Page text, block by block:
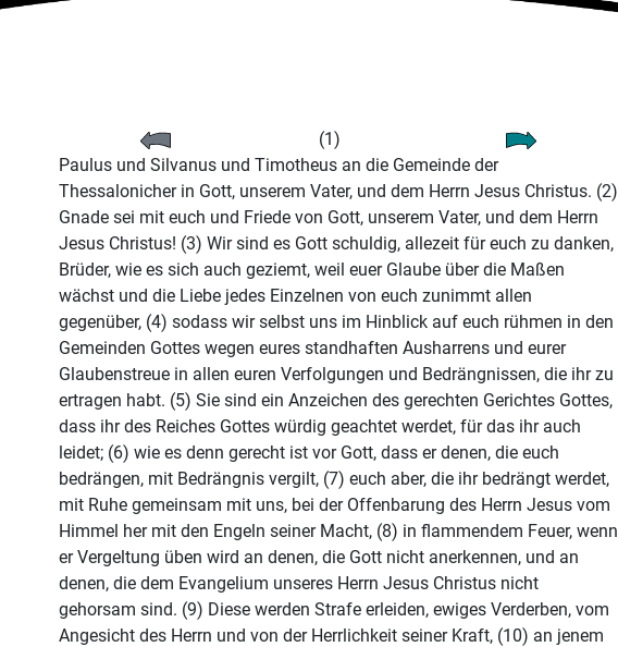
(1)
Paulus und Silvanus und Timotheus an die Gemeinde der
Thessalonicher in Gott, unserem Vater, und dem Herrn Jesus Christus. (2)
Gnade sei mit euch und Friede von Gott, unserem Vater, und dem Herrn
Jesus Christus! (3) Wir sind es Gott schuldig, allezeit für euch zu danken,
Brüder, wie es sich auch geziemt, weil euer Glaube über die Maßen
wächst und die Liebe jedes Einzelnen von euch zunimmt allen
gegenüber, (4) sodass wir selbst uns im Hinblick auf euch rühmen in den
Gemeinden Gottes wegen eures standhaften Ausharrens und eurer
Glaubenstreue in allen euren Verfolgungen und Bedrängnissen, die ihr zu
ertragen habt. (5) Sie sind ein Anzeichen des gerechten Gerichtes Gottes,
dass ihr des Reiches Gottes würdig geachtet werdet, für das ihr auch
leidet; (6) wie es denn gerecht ist vor Gott, dass er denen, die euch
bedrängen, mit Bedrängnis vergilt, (7) euch aber, die ihr bedrängt werdet,
mit Ruhe gemeinsam mit uns, bei der Offenbarung des Herrn Jesus vom
Himmel her mit den Engeln seiner Macht, (8) in flammendem Feuer, wenn
er Vergeltung üben wird an denen, die Gott nicht anerkennen, und an
denen, die dem Evangelium unseres Herrn Jesus Christus nicht
gehorsam sind. (9) Diese werden Strafe erleiden, ewiges Verderben, vom
Angesicht des Herrn und von der Herrlichkeit seiner Kraft, (10) an jenem